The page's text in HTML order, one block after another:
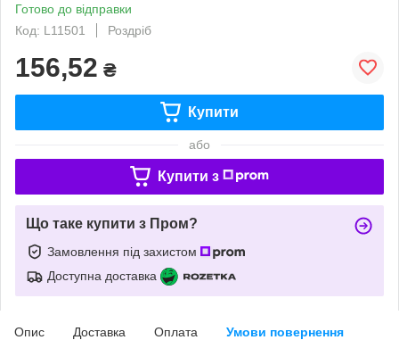
Готово до відправки
Код: L11501
Роздріб
156,52 ₴
Купити
або
Купити з
Що таке купити з Пром?
Замовлення під захистом
Доступна доставка
Опис Доставка Оплата Умови повернення